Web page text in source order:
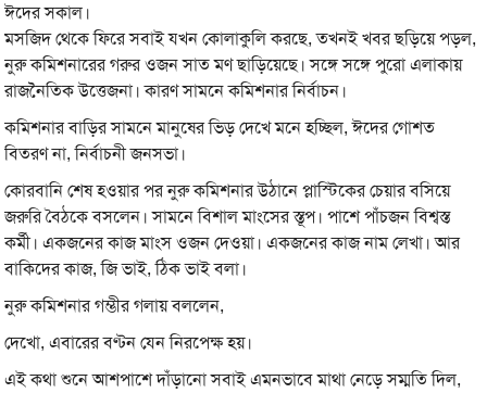
ঈদের সকাল।
মসজিদ থেকে ফিরে সবাই যখন কোলাকুলি করছে, তখনই খবর ছড়িয়ে পড়ল,
নুরু কমিশনারের গরুর ওজন সাত মণ ছাড়িয়েছে। সঙ্গে সঙ্গে পুরো এলাকায়
রাজনৈতিক উত্তেজনা। কারণ সামনে কমিশনার নির্বাচন।
কমিশনার বাড়ির সামনে মানুষের ভিড় দেখে মনে হচ্ছিল, ঈদের গোশত
বিতরণ না, নির্বাচনী জনসভা।
কোরবানি শেষ হওয়ার পর নুরু কমিশনার উঠানে প্লাস্টিকের চেয়ার বসিয়ে
জরুরি বৈঠকে বসলেন। সামনে বিশাল মাংসের স্তূপ। পাশে পাঁচজন বিশ্বস্ত
কর্মী। একজনের কাজ মাংস ওজন দেওয়া। একজনের কাজ নাম লেখা। আর
বাকিদের কাজ, জি ভাই, ঠিক ভাই বলা।
নুরু কমিশনার গম্ভীর গলায় বললেন,
দেখো, এবারের বণ্টন যেন নিরপেক্ষ হয়।
এই কথা শুনে আশপাশে দাঁড়ানো সবাই এমনভাবে মাথা নেড়ে সম্মতি দিল,